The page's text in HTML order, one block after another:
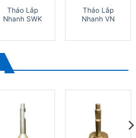
Tháo Lắp
Nhanh SWK
Tháo Lắp
Nhanh VN